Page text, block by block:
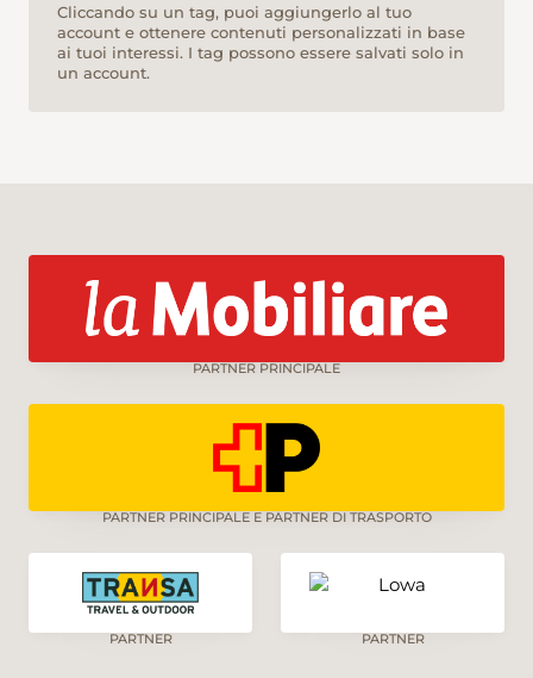
Cliccando su un tag, puoi aggiungerlo al tuo
account e ottenere contenuti personalizzati in base
ai tuoi interessi. I tag possono essere salvati solo in
un account.
PARTNER PRINCIPALE
PARTNER PRINCIPALE E PARTNER DI TRASPORTO
PARTNER PARTNER